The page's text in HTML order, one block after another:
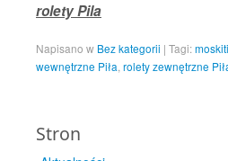
rolety Pila
Napisano w Bez kategorii | Tagi:
wewnętrzne Piła rolety zewnętrzne
Stron